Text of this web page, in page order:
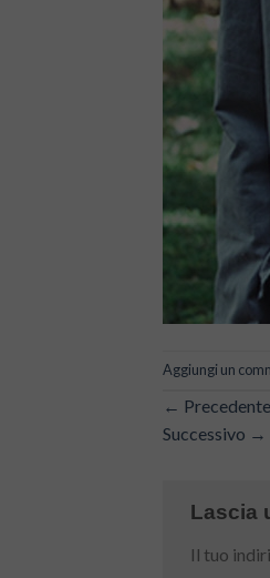
Aggiungi un
← Precedente
Successivo →
Lascia
Il tuo